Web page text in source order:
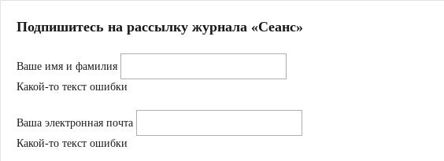
Магазин
Журнал
Школа
Устав
Подпишитесь на рассылку журнала «Сеанс»
Ваше имя и фамилия
Какой-то текст ошибки
Ваша электронная почта
Какой-то текст ошибки